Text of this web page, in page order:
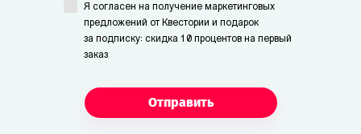
Я согласен на получение маркетинговых
предложений от Квестории и подарок
за подписку: скидка 10 процентов на первый
заказ
Отправить